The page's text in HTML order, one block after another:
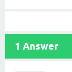
1 Answer